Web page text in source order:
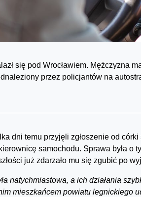
się pod Wrocławiem. Mężczyzna
przez policjantów na
dni temu przyjęli zgłoszenie od córki
samochodu. Sprawa była o
już zdarzało mu się zgubić po
natychmiastowa, a ich działania
mieszkańcem powiatu legnickiego